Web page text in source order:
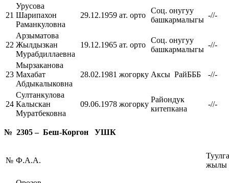
21
Урусова
Шарипахон
Раманкуловна
29.12.1959 ат. орто
Соц. онугуу
башкармалыгы
-//-
22
Арзыматова
Жылдызкан
Мурабдиллаевна
19.12.1965 ат. орто
Соц. онугуу
башкармалыгы
-//-
23
Мырзаканова
Махабат
Абдыкалыковна
28.02.1981 жогорку Аксы РайБББ -//-
24
Султанкулова
Калыскан
Муратбековна
09.06.1978 жогорку
Райондук
китепкана
-//-
№ 2305 – Беш-Коргон УШК
№ Ф.А.А.
жылы